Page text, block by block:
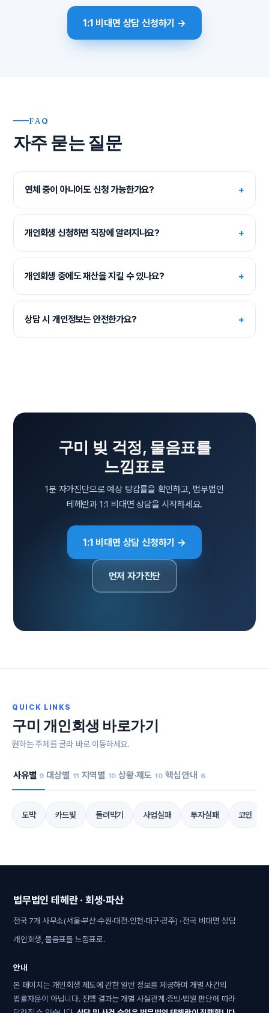
1:1 비대면 상담 신청하기 →
FAQ
자주 묻는 질문
연체 중이 아니어도 신청 가능한가요? +
개인회생 신청하면 직장에 알려지나요? +
개인회생 중에도 재산을 지킬 수 있나요? +
상담 시 개인정보는 안전한가요? +
구미 빚 걱정, 물음표를
느낌표로
1분 자가진단으로 예상 탕감률을 확인하고, 법무법인
테헤란과 1:1 비대면 상담을 시작하세요.
1:1 비대면 상담 신청하기 →
먼저 자가진단
QUICK LINKS
구미 개인회생 바로가기
원하는 주제를 골라 바로 이동하세요.
사유별 9 대상별 11 지역별 10 상황·제도 10 핵심 안내 6
도박 카드빚 돌려막기 사업실패 투자실패 코인
법무법인 테헤란 · 회생·파산
전국 7개 사무소(서울·부산·수원·대전·인천·대구·광주) · 전국 비대면 상담
개인회생, 물음표를 느낌표로.
안내
본 페이지는 개인회생 제도에 관한 일반 정보를 제공하며 개별 사건의
법률자문이 아닙니다. 진행 결과는 개별 사실관계·증빙·법원 판단에 따라